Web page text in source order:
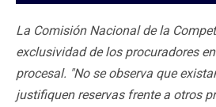
La Comisión Nacional de la
exclusividad de los procuradores
procesal. "No se observa que
justifiquen reservas frente a otros